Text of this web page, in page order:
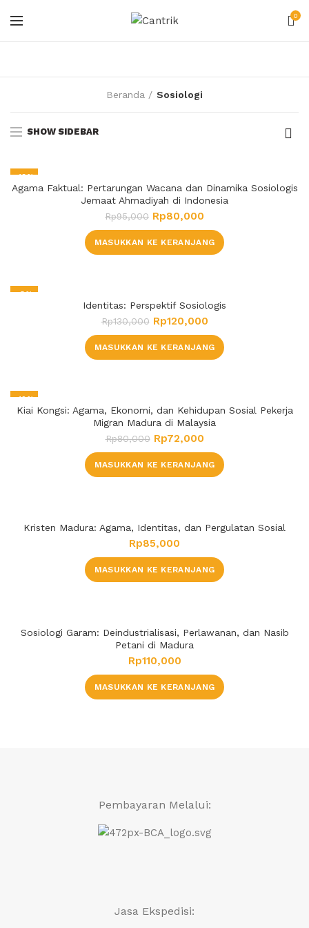
0
Beranda Sosiologi
SHOW SIDEBAR
-16%
Agama Faktual: Pertarungan Wacana dan Dinamika Sosiologis
Jemaat Ahmadiyah di Indonesia
Rp95,000 Rp80,000
MASUKKAN KE KERANJANG
-8%
Identitas: Perspektif Sosiologis
Rp130,000 Rp120,000
MASUKKAN KE KERANJANG
-10%
Kiai Kongsi: Agama, Ekonomi, dan Kehidupan Sosial Pekerja
Migran Madura di Malaysia
Rp80,000 Rp72,000
MASUKKAN KE KERANJANG
Kristen Madura: Agama, Identitas, dan Pergulatan Sosial
Rp85,000
MASUKKAN KE KERANJANG
Sosiologi Garam: Deindustrialisasi, Perlawanan, dan Nasib
Petani di Madura
Rp110,000
MASUKKAN KE KERANJANG
Pembayaran Melalui:
Jasa Ekspedisi: